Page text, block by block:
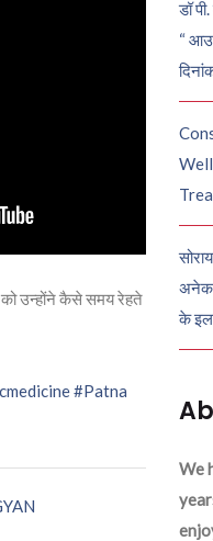
को उन्होंने कैसे समय रेहते
#Patna
डॉ
“
अनेक
के
We